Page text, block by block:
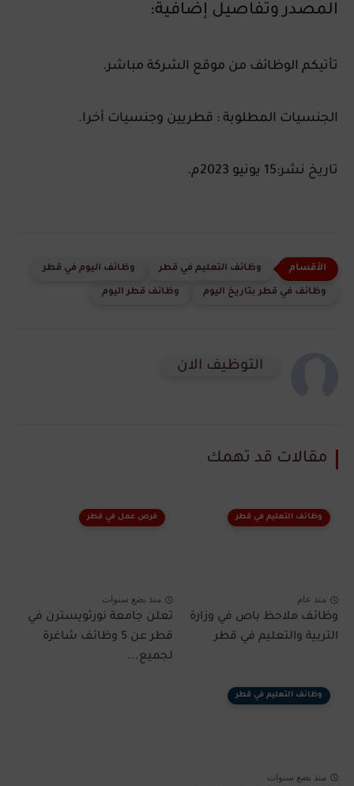
المصدر وتفاصيل إضافية:
تأتيكم الوظائف من موقع الشركة مباشر.
الجنسيات المطلوبة : قطريين وجنسيات أخرا.
تاريخ نشر:15 يونيو 2023م.
وظائف التعليم في قطر وظائف اليوم في قطر
وظائف في قطر بتاريخ اليوم وظائف قطر اليوم
التوظيف الان
مقالات قد تهمك
وظائف التعليم في قطر
منذ عام
وظائف ملاحظ باص في وزارة
التربية والتعليم في قطر​
فرص عمل في قطر
منذ بضع سنوات
تعلن جامعة نورثويسترن في
قطر عن 5 وظائف شاغرة
لجميع...
وظائف التعليم في قطر
منذ بضع سنوات